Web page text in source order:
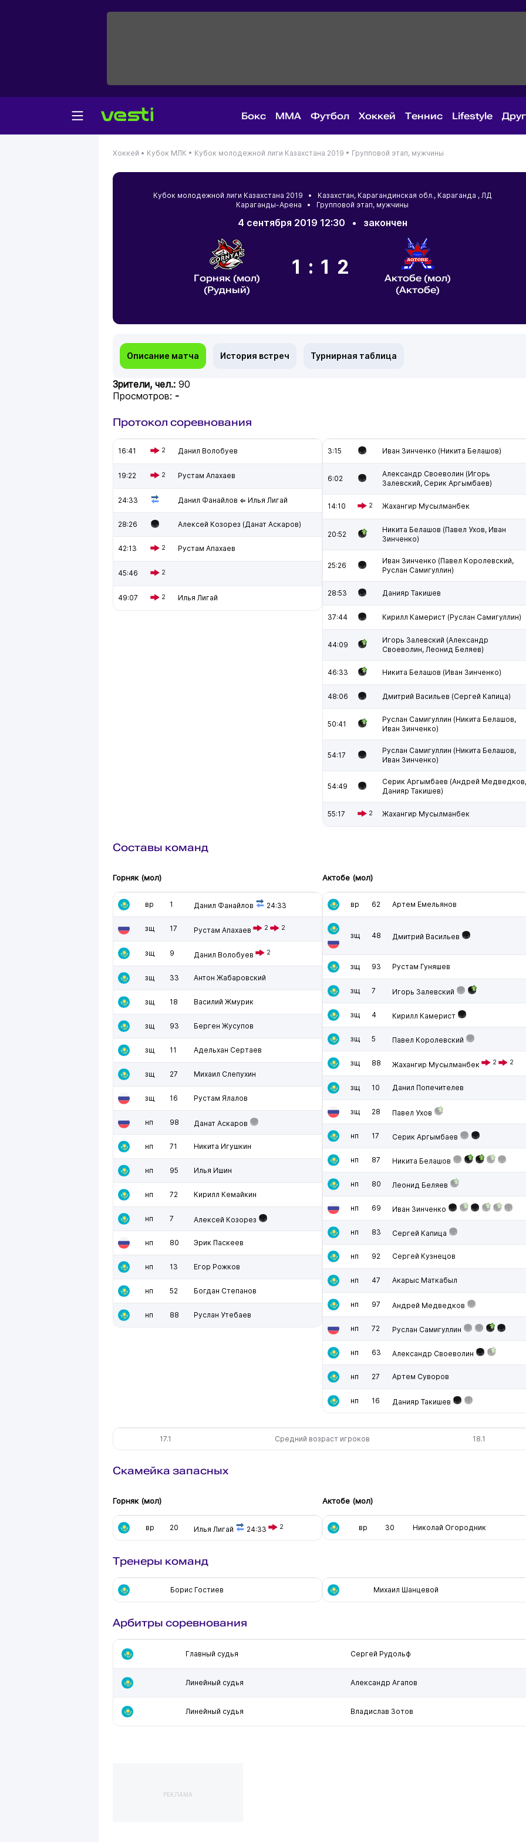
Бокс MMA Футбол Хоккей Теннис Lifestyle
Хоккей • Кубок МЛК • Кубок молодежной лиги Казахстана 2019 • Групповой этап, мужчины
Кубок молодежной лиги Казахстана 2019 • Казахстан, Карагандинская обл., Караганда , ЛД
Караганды-Арена • Групповой этап, мужчины
4 сентября 2019 12:30 • закончен
Горняк (мол)
(Рудный)
1:12
Актобе (мол)
(Актобе)
Описание матча История встреч Турнирная таблица
Зрители, чел.: 90
Просмотров: -
Протокол соревнования
16:41 2 Данил Волобуев
19:22 2 Рустам Апахаев
24:33 Данил Фанайлов ⇐ Илья Лигай
28:26 Алексей Козорез (Данат Аскаров)
42:13 2 Рустам Апахаев
45:46 2
49:07 2 Илья Лигай
3:15 Иван Зинченко (Никита Белашов)
6:02
Александр Своеволин (Игорь
Залевский, Серик Аргымбаев)
14:10 2 Жахангир Мусылманбек
20:52
Никита Белашов (Павел Ухов, Иван
Зинченко)
25:26
Иван Зинченко (Павел Королевский,
Руслан Самигуллин)
28:53 Данияр Такишев
37:44 Кирилл Камерист (Руслан Самигуллин)
44:09
Игорь Залевский (Александр
Своеволин, Леонид Беляев)
46:33 Никита Белашов (Иван Зинченко)
48:06 Дмитрий Васильев (Сергей Капица)
50:41
Руслан Самигуллин (Никита Белашов,
Иван Зинченко)
54:17
Руслан Самигуллин (Никита Белашов,
Иван Зинченко)
54:49
Серик Аргымбаев (Андрей Медведков,
Данияр Такишев)
55:17 2 Жахангир Мусылманбек
Составы команд
Горняк (мол)
вр 1 Данил Фанайлов 24:33
зщ 17 Рустам Апахаев 2 2
зщ 9 Данил Волобуев 2
зщ 33 Антон Жабаровский
зщ 18 Василий Жмурик
зщ 93 Берген Жусупов
зщ 11 Адельхан Сертаев
зщ 27 Михаил Слепухин
зщ 16 Рустам Ялалов
нп 98 Данат Аскаров
нп 71 Никита Игушкин
нп 95 Илья Ишин
нп 72 Кирилл Кемайкин
нп 7 Алексей Козорез
нп 80 Эрик Паскеев
нп 13 Егор Рожков
нп 52 Богдан Степанов
нп 88 Руслан Утебаев
Актобе (мол)
вр 62 Артем Емельянов
зщ 48 Дмитрий Васильев
зщ 93 Рустам Гуняшев
зщ 7 Игорь Залевский
зщ 4 Кирилл Камерист
зщ 5 Павел Королевский
зщ 88 Жахангир Мусылманбек 2 2
зщ 10 Данил Попечителев
зщ 28 Павел Ухов
нп 17 Серик Аргымбаев
нп 87 Никита Белашов
нп 80 Леонид Беляев
нп 69 Иван Зинченко
нп 83 Сергей Капица
нп 92 Сергей Кузнецов
нп 47 Акарыс Маткабыл
нп 97 Андрей Медведков
нп 72 Руслан Самигуллин
нп 63 Александр Своеволин
нп 27 Артем Суворов
нп 16 Данияр Такишев
17.1 Средний возраст игроков 18.1
Скамейка запасных
Горняк (мол)
вр 20 Илья Лигай 24:33 2
Актобе (мол)
вр 30 Николай Огородник
Тренеры команд
Борис Гостиев Михаил Шанцевой
Арбитры соревнования
Главный судья Сергей Рудольф
Линейный судья Александр Агапов
Линейный судья Владислав Зотов
РЕКЛАМА